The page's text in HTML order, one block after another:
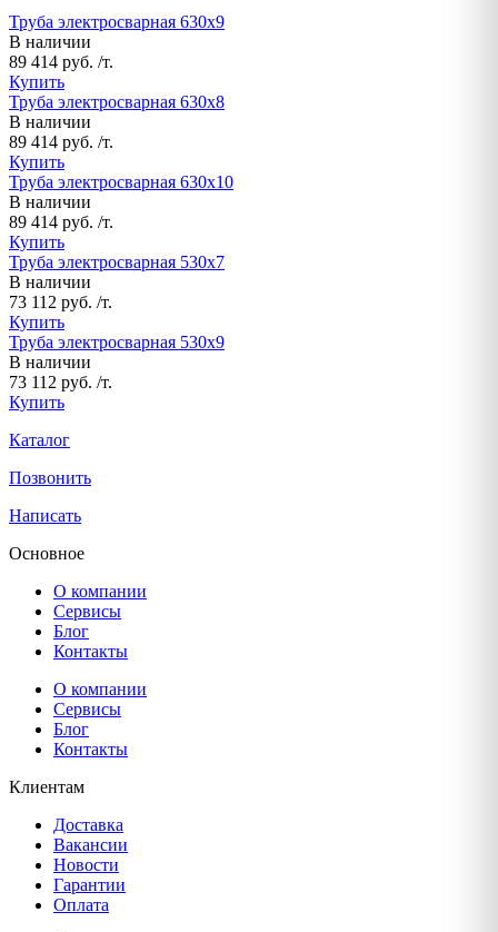
Труба электросварная 630х9
В наличии
89 414 руб. /т.
Купить
Труба электросварная 630х8
В наличии
89 414 руб. /т.
Купить
Труба электросварная 630х10
В наличии
89 414 руб. /т.
Купить
Труба электросварная 530х7
В наличии
73 112 руб. /т.
Купить
Труба электросварная 530х9
В наличии
73 112 руб. /т.
Купить
Каталог
Позвонить
Написать
Основное
О компании
Сервисы
Блог
Контакты
О компании
Сервисы
Блог
Контакты
Клиентам
Доставка
Вакансии
Новости
Гарантии
Оплата